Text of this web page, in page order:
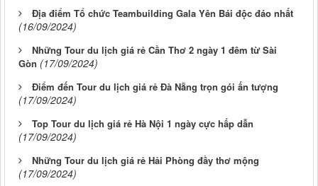
Địa điểm Tổ chức Teambuilding Gala Yên Bái độc đáo nhất
(16/09/2024)
Những Tour du lịch giá rẻ Cần Thơ 2 ngày 1 đêm từ Sài
Gòn (17/09/2024)
Điểm đến Tour du lịch giá rẻ Đà Nẵng trọn gói ấn tượng
(17/09/2024)
Top Tour du lịch giá rẻ Hà Nội 1 ngày cực hấp dẫn
(17/09/2024)
Những Tour du lịch giá rẻ Hải Phòng đầy thơ mộng
(17/09/2024)